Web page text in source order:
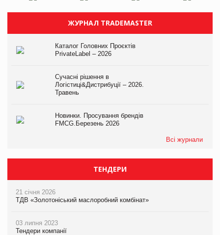
ЖУРНАЛ TRADEMASTER
Каталог Головних Проєктів
PrivateLabel – 2026
Сучасні рішення в
Логістиці&Дистрибуції – 2026.
Травень
Новинки. Просування брендів
FMCG.Березень 2026
Всі журнали
ТЕНДЕРИ
21 січня 2026
ТДВ «Золотоніський маслоробний комбінат»
03 липня 2023
Тендери компанії